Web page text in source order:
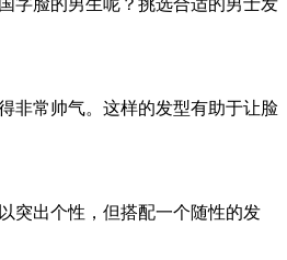
非常帅气。这样的发型有助于让脸
突出个性，但搭配一个随性的发